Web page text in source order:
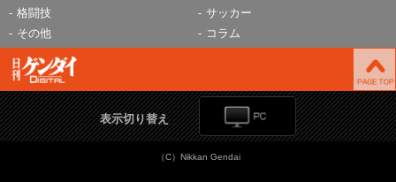
格闘技
サッカー
その他
コラム
表示切り替え
（C）Nikkan Gendai